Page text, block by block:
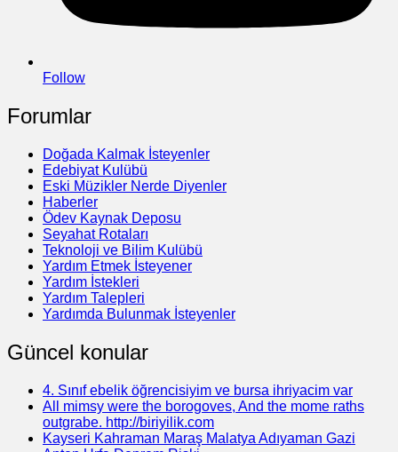
Follow
Forumlar
Doğada Kalmak İsteyenler
Edebiyat Kulübü
Eski Müzikler Nerde Diyenler
Haberler
Ödev Kaynak Deposu
Seyahat Rotaları
Teknoloji ve Bilim Kulübü
Yardım Etmek İsteyener
Yardım İstekleri
Yardım Talepleri
Yardımda Bulunmak İsteyenler
Güncel konular
4. Sınıf ebelik öğrencisiyim ve bursa ihriyacim var
All mimsy were the borogoves, And the mome raths
outgrabe. http://biriyilik.com
Kayseri Kahraman Maraş Malatya Adıyaman Gazi